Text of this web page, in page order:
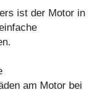
ist der Motor in
am Motor bei